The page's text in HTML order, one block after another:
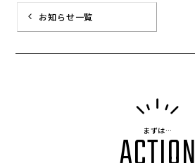
お知らせ一覧
まずは…